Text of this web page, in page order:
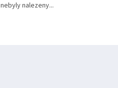
nebyly nalezeny...